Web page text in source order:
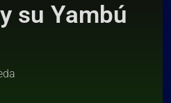
su Yambú